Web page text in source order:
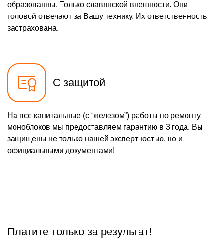
образованны. Только славянской внешности. Они
головой отвечают за Вашу технику. Их ответственность
застрахована.
С защитой
На все капитальные (с “железом”) работы по ремонту
моноблоков мы предоставляем гарантию в 3 года. Вы
защищены не только нашей экспертностью, но и
официальными документами!
Платите только за результат!